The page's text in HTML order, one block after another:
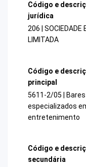
Código e
jurídica
206 | SOCIEDADE
LIMITADA
Código e
principal
5611-2/05 |
especializados
entretenimento
Código e
secundária